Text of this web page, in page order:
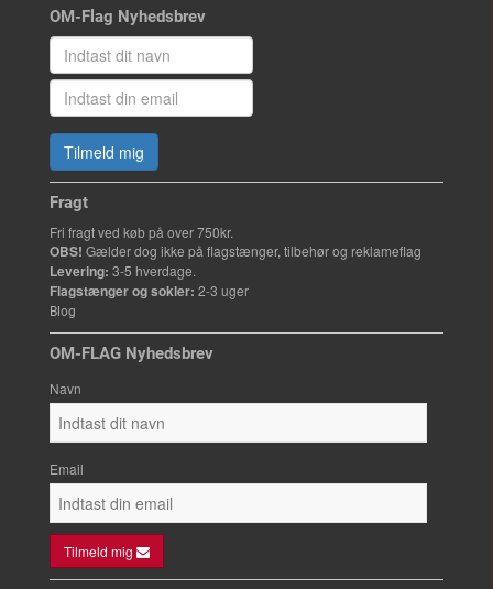
OM-Flag Nyhedsbrev
Tilmeld mig
Fragt
Fri fragt ved køb på over 750kr.
OBS! Gælder dog ikke på flagstænger, tilbehør og reklameflag
Levering: 3-5 hverdage.
Flagstænger og sokler: 2-3 uger
Blog
OM-FLAG Nyhedsbrev
Navn
Email
Tilmeld mig